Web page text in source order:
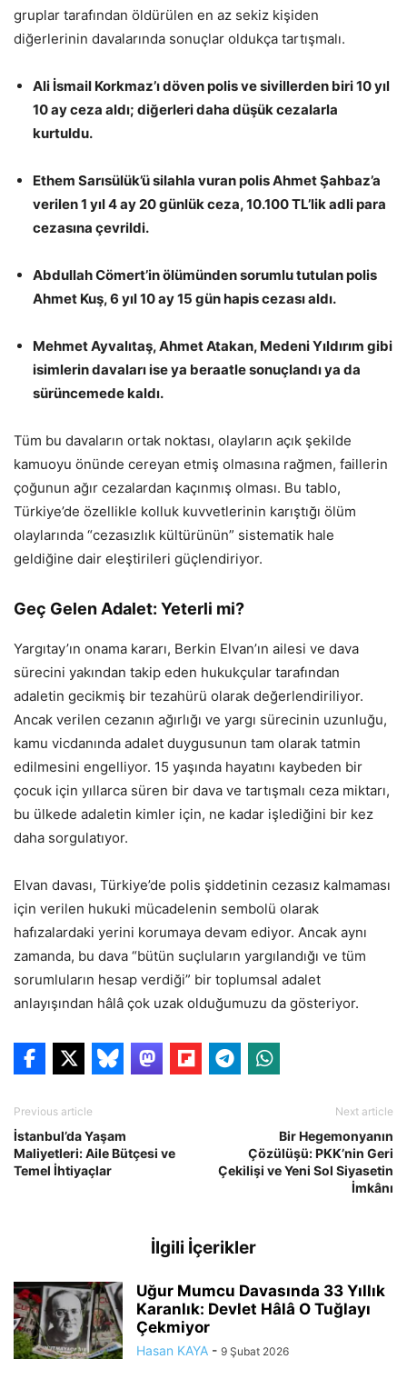
gruplar tarafından öldürülen en az sekiz kişiden
diğerlerinin davalarında sonuçlar oldukça tartışmalı.
Ali İsmail Korkmaz’ı döven polis ve sivillerden biri 10 yıl
10 ay ceza aldı; diğerleri daha düşük cezalarla
kurtuldu.
Ethem Sarısülük’ü silahla vuran polis Ahmet Şahbaz’a
verilen 1 yıl 4 ay 20 günlük ceza, 10.100 TL’lik adli para
cezasına çevrildi.
Abdullah Cömert’in ölümünden sorumlu tutulan polis
Ahmet Kuş, 6 yıl 10 ay 15 gün hapis cezası aldı.
Mehmet Ayvalıtaş, Ahmet Atakan, Medeni Yıldırım gibi
isimlerin davaları ise ya beraatle sonuçlandı ya da
sürüncemede kaldı.
Tüm bu davaların ortak noktası, olayların açık şekilde
kamuoyu önünde cereyan etmiş olmasına rağmen, faillerin
çoğunun ağır cezalardan kaçınmış olması. Bu tablo,
Türkiye’de özellikle kolluk kuvvetlerinin karıştığı ölüm
olaylarında “cezasızlık kültürünün” sistematik hale
geldiğine dair eleştirileri güçlendiriyor.
Geç Gelen Adalet: Yeterli mi?
Yargıtay’ın onama kararı, Berkin Elvan’ın ailesi ve dava
sürecini yakından takip eden hukukçular tarafından
adaletin gecikmiş bir tezahürü olarak değerlendiriliyor.
Ancak verilen cezanın ağırlığı ve yargı sürecinin uzunluğu,
kamu vicdanında adalet duygusunun tam olarak tatmin
edilmesini engelliyor. 15 yaşında hayatını kaybeden bir
çocuk için yıllarca süren bir dava ve tartışmalı ceza miktarı,
bu ülkede adaletin kimler için, ne kadar işlediğini bir kez
daha sorgulatıyor.
Elvan davası, Türkiye’de polis şiddetinin cezasız kalmaması
için verilen hukuki mücadelenin sembolü olarak
hafızalardaki yerini korumaya devam ediyor. Ancak aynı
zamanda, bu dava “bütün suçluların yargılandığı ve tüm
sorumluların hesap verdiği” bir toplumsal adalet
anlayışından hâlâ çok uzak olduğumuzu da gösteriyor.
Previous article
İstanbul’da Yaşam
Maliyetleri: Aile Bütçesi ve
Temel İhtiyaçlar
Next article
Bir Hegemonyanın
Çözülüşü: PKK’nin Geri
Çekilişi ve Yeni Sol Siyasetin
İmkânı
İlgili İçerikler
Uğur Mumcu Davasında 33 Yıllık
Karanlık: Devlet Hâlâ O Tuğlayı
Çekmiyor
Hasan KAYA - 9 Şubat 2026